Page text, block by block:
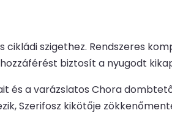
szigethez. Rendszeres
biztosít a nyugodt
és a varázslatos Chora
Szerifosz kikötője